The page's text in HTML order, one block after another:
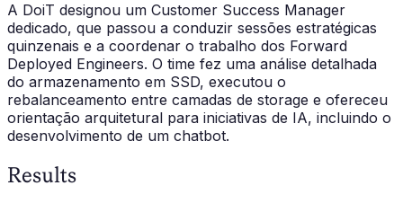
A DoiT designou um Customer Success Manager
dedicado, que passou a conduzir sessões estratégicas
quinzenais e a coordenar o trabalho dos Forward
Deployed Engineers. O time fez uma análise detalhada
do armazenamento em SSD, executou o
rebalanceamento entre camadas de storage e ofereceu
orientação arquitetural para iniciativas de IA, incluindo o
desenvolvimento de um chatbot.
Results